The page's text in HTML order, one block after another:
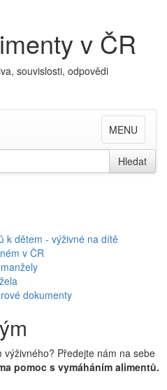
v ČR
souvislosti, odpovědi
Toggle
navigation
MENU
Hledat
k dětem - výživné na dítě
v ČR
dokumenty
Předejte nám na sebe
pomoc s vymáháním alimentů.